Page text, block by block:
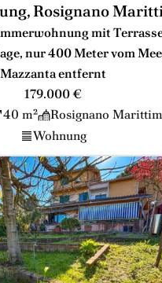
Rosignano
mit
nur 400 Meter vom
Mazzanta entfernt
179.000 €
40 m²
Rosignano
Wohnung